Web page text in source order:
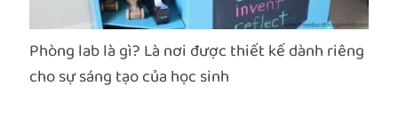
Phòng lab là gì? Là nơi được thiết kế dành riêng
cho sự sáng tạo của học sinh